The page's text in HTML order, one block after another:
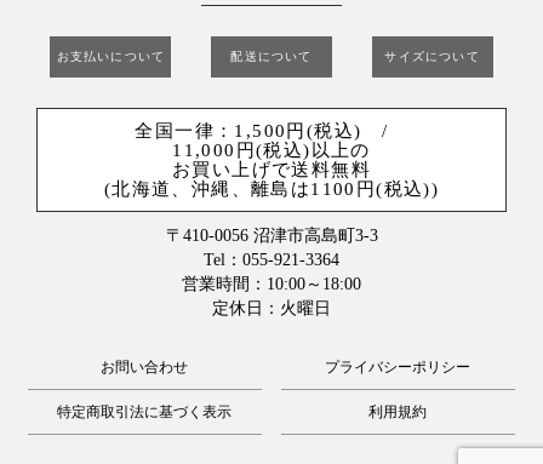
お支払いについて 配送について サイズについて
全国一律：1,500円(税込) /
11,000円(税込)以上の
お買い上げで送料無料
(北海道、沖縄、離島は1100円(税込))
〒410-0056 沼津市高島町3-3
Tel：055-921-3364
営業時間：10:00～18:00
定休日：火曜日
お問い合わせ プライバシーポリシー
特定商取引法に基づく表示 利用規約